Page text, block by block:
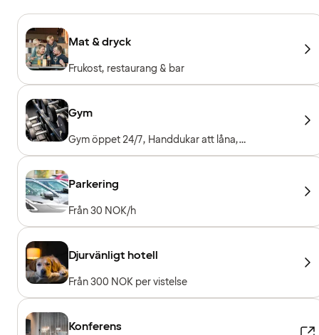
Mat & dryck
Frukost, restaurang & bar
Gym
Gym öppet 24/7, Handdukar att låna,
Träningsmaskiner, Konditionsmaskiner, Fria
Parkering
Från 30 NOK/h
Djurvänligt hotell
Från 300 NOK per vistelse
Konferens